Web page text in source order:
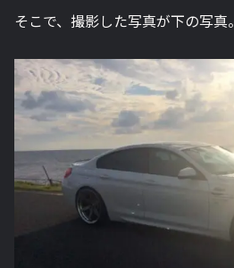
そこで、撮影した写真が下の写真。